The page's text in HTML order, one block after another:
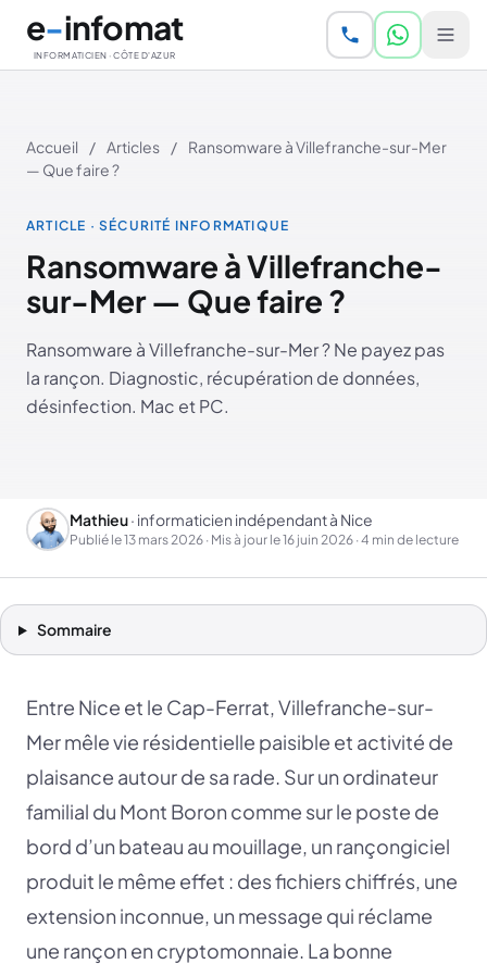
Aller au contenu principal
e-infomat
INFORMATICIEN · CÔTE D'AZUR
Accueil / Articles /
Ransomware à Villefranche-sur-Mer
— Que faire ?
ARTICLE · SÉCURITÉ INFORMATIQUE
Ransomware à Villefranche-
sur-Mer — Que faire ?
Ransomware à Villefranche-sur-Mer ? Ne payez pas
la rançon. Diagnostic, récupération de données,
désinfection. Mac et PC.
Mathieu· informaticien indépendant à Nice
Publié le13 mars 2026 · Mis à jour le16 juin 2026 · 4 min de lecture
Sommaire
Entre Nice et le Cap-Ferrat, Villefranche-sur-
Mer mêle vie résidentielle paisible et activité de
plaisance autour de sa rade. Sur un ordinateur
familial du Mont Boron comme sur le poste de
bord d’un bateau au mouillage, un rançongiciel
produit le même effet : des fichiers chiffrés, une
extension inconnue, un message qui réclame
une rançon en cryptomonnaie. La bonne